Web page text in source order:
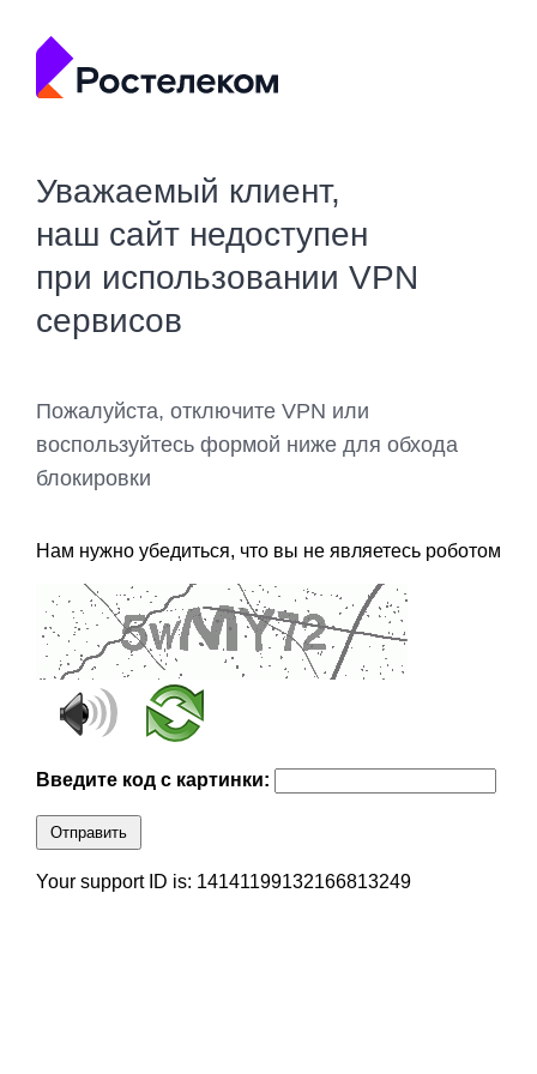
Уважаемый клиент,
наш сайт недоступен
при использовании VPN
сервисов
Пожалуйста, отключите VPN или
воспользуйтесь формой ниже для обхода
блокировки
Нам нужно убедиться, что вы не являетесь роботом
Введите код с картинки:
Отправить
Your support ID is: 14141199132166813249